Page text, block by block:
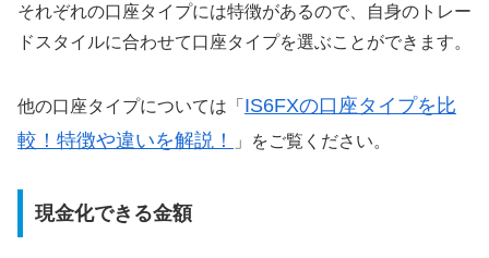
それぞれの口座タイプには特徴があるので、自身のトレー
ドスタイルに合わせて口座タイプを選ぶことができます。
他の口座タイプについては「 IS6FXの口座タイプを比
較！特徴や違いを解説！
」をご覧ください。
現金化できる金額